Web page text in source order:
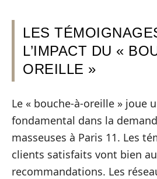
LES
L’IMPACT DU «
OREILLE »
Le « bouche-à-oreille » joue
fondamental dans la
masseuses à Paris 11. Les
clients satisfaits vont bien
recommandations. Les